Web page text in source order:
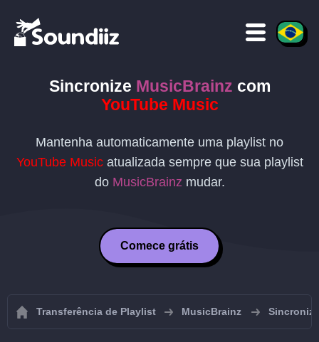
Sincronize MusicBrainz com
YouTube Music
Mantenha automaticamente uma playlist no
YouTube Musicatualizada sempre que sua playlist
do MusicBrainz mudar.
Comece grátis
Transferência de Playlist MusicBrainz